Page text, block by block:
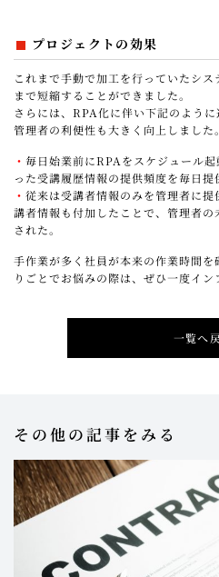
プロジェクトの効果
これまで手動で加工を行っていたシ
まで短縮することができました。
さらには、RPA化に伴い下記のように
管理者の利便性も大きく向上しました。
・ 毎日始業前にRPAをスケジュール
った受講履歴情報の提供頻度を毎日提
・ 従来は受講者情報のみを管理者に
講者情報も付加したことで、管理者
された。
手作業が多く社員が本来の作業時間
りごとでお悩みの際は、ぜひ一度イン
一覧へ
その他の記事をみる